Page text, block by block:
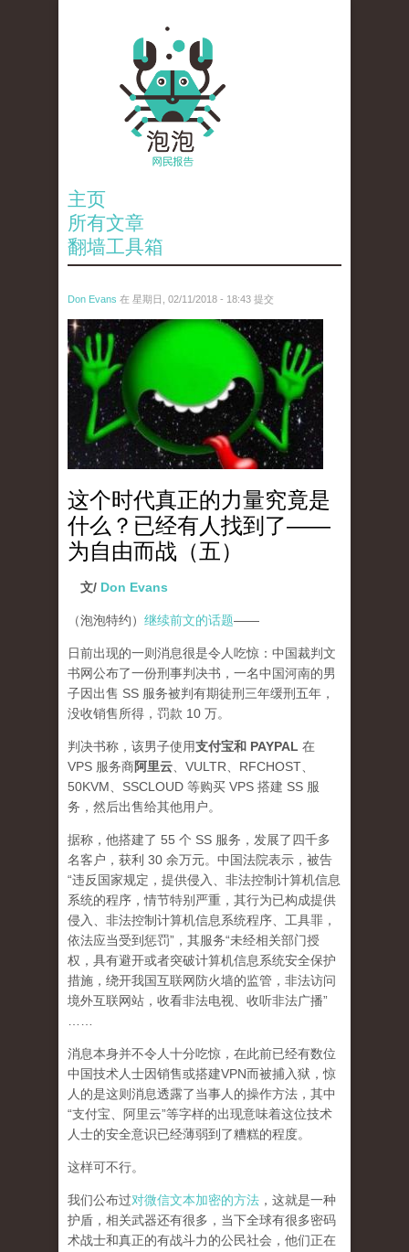
主页
所有文章
翻墙工具箱
Don Evans 在 星期日, 02/11/2018 - 18:43 提交
wechatimg1429.jpeg
这个时代真正的力量究竟是
什么？已经有人找到了——
为自由而战（五）
文/ Don Evans
（泡泡特约） 继续前文的话题——
日前出现的一则消息很是令人吃惊：中国裁判文
书网公布了一份刑事判决书，一名中国河南的男
子因出售 SS 服务被判有期徒刑三年缓刑五年，
没收销售所得，罚款 10 万。
判决书称，该男子使用支付宝和 PAYPAL 在
VPS 服务商阿里云 、VULTR、RFCHOST、
50KVM、SSCLOUD 等购买 VPS 搭建 SS 服
务，然后出售给其他用户。
据称，他搭建了 55 个 SS 服务，发展了四千多
名客户，获利 30 余万元。中国法院表示，被告
“违反国家规定，提供侵入、非法控制计算机信息
系统的程序，情节特别严重，其行为已构成提供
侵入、非法控制计算机信息系统程序、工具罪，
依法应当受到惩罚”，其服务“未经相关部门授
权，具有避开或者突破计算机信息系统安全保护
措施，绕开我国互联网防火墙的监管，非法访问
境外互联网站，收看非法电视、收听非法广播”
消息本身并不令人十分吃惊，在此前已经有数位
中国技术人士因销售或搭建VPN而被捕入狱，惊
人的是这则消息透露了当事人的操作方法，其中
“支付宝、阿里云”等字样的出现意味着这位技术
人士的安全意识已经薄弱到了糟糕的程度。
这样可不行。
我们公布过对微信文本加密的方法 ，这就是一种
护盾，相关武器还有很多，当下全球有很多密码
术战士和真正的有战斗力的公民社会，他们正在